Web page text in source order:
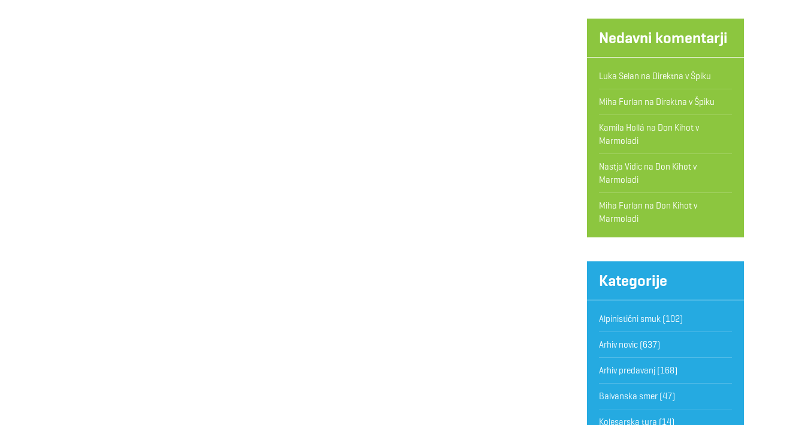
Nedavni komentarji
Luka Selan na Direktna v Špiku
Miha Furlan na Direktna v Špiku
Kamila Hollá na Don Kihot v
Marmoladi
Nastja Vidicna Don Kihot v
Marmoladi
Miha Furlan na Don Kihot v
Marmoladi
Kategorije
Alpinistični smuk(102)
Arhiv novic(637)
Arhiv predavanj(168)
Balvanska smer(47)
Kolesarska tura (14)